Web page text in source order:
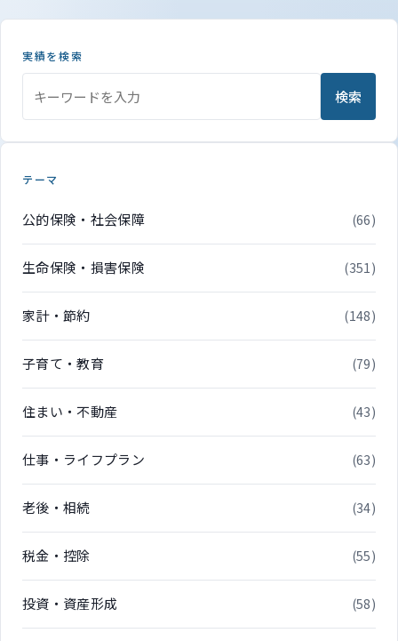
実績を検索
検索
テーマ
公的保険・社会保障 (66)
生命保険・損害保険 (351)
家計・節約 (148)
子育て・教育 (79)
住まい・不動産 (43)
仕事・ライフプラン (63)
老後・相続 (34)
税金・控除 (55)
投資・資産形成 (58)